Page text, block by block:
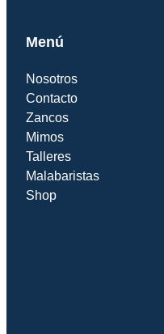
Menú
Nosotros
Contacto
Zancos
Mimos
Talleres
Malabaristas
Shop